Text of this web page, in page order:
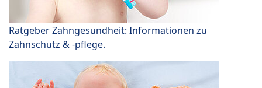
Ratgeber Zahngesundheit: Informationen zu
Zahnschutz & -pflege.